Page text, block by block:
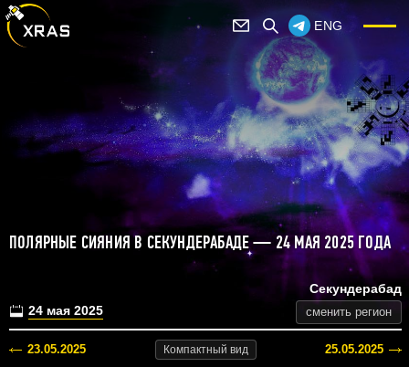
ENG
ПОЛЯРНЫЕ СИЯНИЯ В СЕКУНДЕРАБАДЕ — 24 МАЯ 2025 ГОДА
24 мая 2025
Секундерабад
сменить регион
23.05.2025 Компактный вид 25.05.2025